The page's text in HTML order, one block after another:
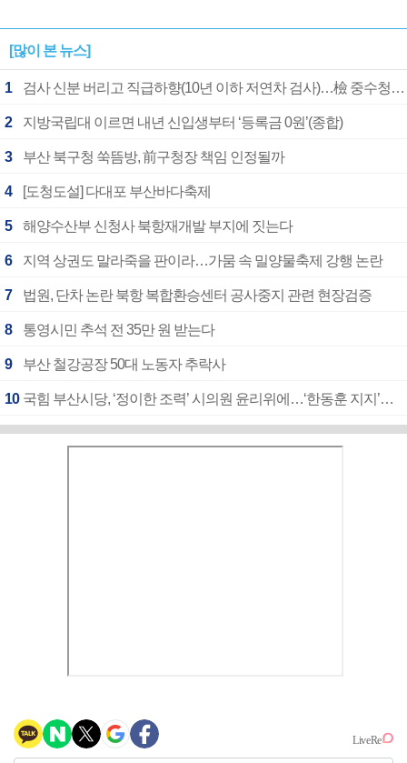
[많이 본 뉴스]
1 검사 신분 버리고 직급하향(10년 이하 저연차 검사)…檢 중수청행 기피
2 지방국립대 이르면 내년 신입생부터 ‘등록금 0원’(종합)
3 부산 북구청 쑥뜸방, 前구청장 책임 인정될까
4 [도청도설] 다대포 부산바다축제
5 해양수산부 신청사 북항재개발 부지에 짓는다
6 지역 상권도 말라죽을 판이라…가뭄 속 밀양물축제 강행 논란
7 법원, 단차 논란 북항 복합환승센터 공사중지 관련 현장검증
8 통영시민 추석 전 35만 원 받는다
9 부산 철강공장 50대 노동자 추락사
10 국힘 부산시당, ‘정이한 조력’ 시의원 윤리위에…‘한동훈 지지’도 신고접수